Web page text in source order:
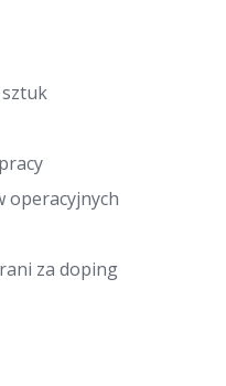
operacyjnych
za doping